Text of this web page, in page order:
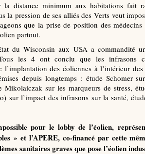
la distance minimum aux habitations fait
la pression de ses alliés des Verts veut
que la prise de position des
partout.
du Wisconsin aux USA a commandité
les 4 ont conclu que les infrasons
l’implantation des éoliennes à l’intérieur
depuis longtemps : étude Schomer
Mikolaiczak sur les marqueurs de stress,
sur l’impact des infrasons sur la santé,
pour le lobby de l’éolien,
» et l’APERE, co-financé par cette
sanitaires graves que pose l’éolien